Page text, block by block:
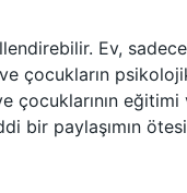
Ev,
çocukların
çocuklarının eğitimi
bir paylaşımın